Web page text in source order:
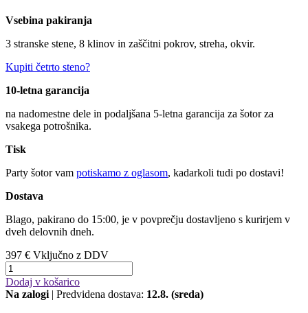
Vsebina pakiranja
3 stranske stene, 8 klinov in zaščitni pokrov, streha, okvir.
Kupiti četrto steno?
10-letna garancija
na nadomestne dele in podaljšana 5-letna garancija za šotor za
vsakega potrošnika.
Tisk
Party šotor vam potiskamo z oglasom, kadarkoli tudi po dostavi!
Dostava
Blago, pakirano do 15:00, je v povprečju dostavljeno s kurirjem v
dveh delovnih dneh.
397 € Vključno z DDV
Dodaj v košarico
Na zalogi | Predvidena dostava: 12.8. (sreda)